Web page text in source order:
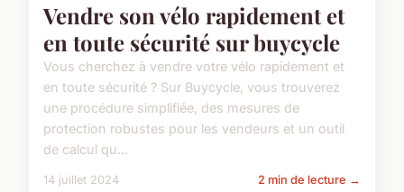
Vendre son vélo rapidement et
en toute sécurité sur buycycle
Vous cherchez à vendre votre vélo rapidement et
en toute sécurité ? Sur Buycycle, vous trouverez
une procédure simplifiée, des mesures de
protection robustes pour les vendeurs et un outil
de calcul qu...
14 juillet 2024 2 min de lecture →